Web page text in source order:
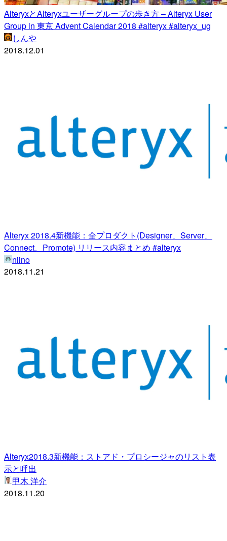
AlteryxとAlteryxユーザーグループの歩き方 – Alteryx User
Group in 東京 Advent Calendar 2018 #alteryx #alteryx_ug
しんや
2018.12.01
Alteryx 2018.4新機能：全プロダクト(Designer、Server、
Connect、Promote) リリース内容まとめ #alteryx
niino
2018.11.21
Alteryx2018.3新機能：ストアド・プロシージャのリスト表
示と呼出
甲木 洋介
2018.11.20